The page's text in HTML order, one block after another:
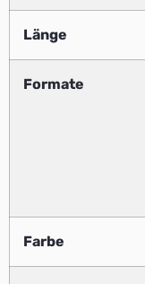
Länge
Formate
Farbe